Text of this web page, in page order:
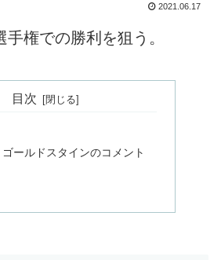
2021.06.17
権での勝利を狙う。
目次
ールドスタインのコメント